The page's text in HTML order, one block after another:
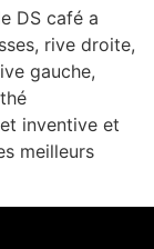
DS café a
rive droite,
gauche,
inventive et
meilleurs